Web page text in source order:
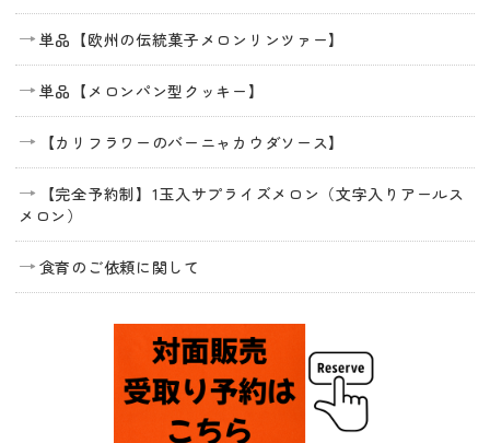
単品【欧州の伝統菓子メロンリンツァー】
単品【メロンパン型クッキー】
【カリフラワーのバーニャカウダソース】
【完全予約制】1玉入サプライズメロン（文字入りアールス
メロン）
食育のご依頼に関して